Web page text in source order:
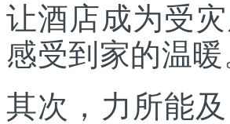
让酒店成为受
感受到家的温暖
其次，力所能